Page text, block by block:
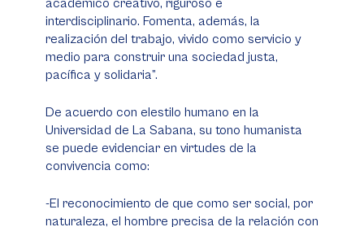
académico creativo, riguroso e
interdisciplinario. Fomenta, además, la
realización del trabajo, vivido como servicio y
medio para construir una sociedad justa,
pacífica y solidaria”.
De acuerdo con elestilo humano en la
Universidad de La Sabana, su tono humanista
se puede evidenciar en virtudes de la
convivencia como:
-El reconocimiento de que como ser social, por
naturaleza, el hombre precisa de la relación con